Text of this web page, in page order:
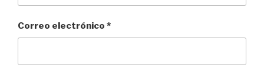
Correo electrónico *